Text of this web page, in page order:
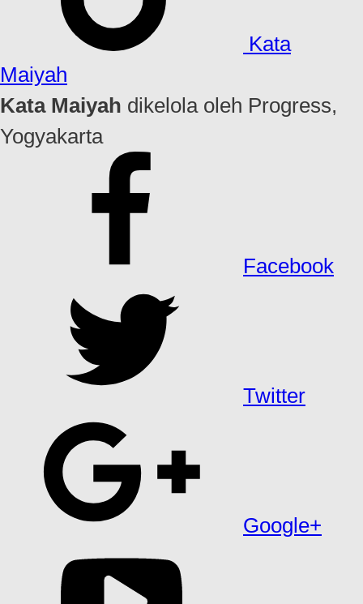
Kata
Maiyah
Kata Maiyah dikelola oleh Progress,
Yogyakarta
Facebook
Twitter
Google+